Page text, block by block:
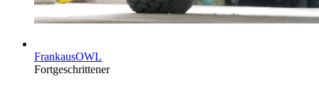
FrankausOWL
Fortgeschrittener